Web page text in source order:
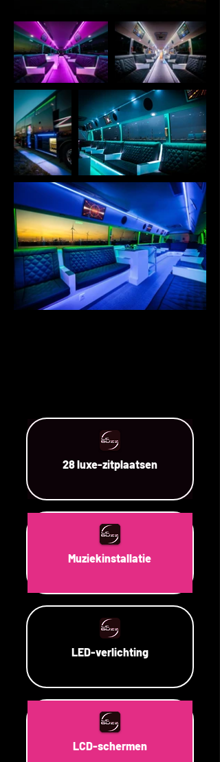
28 luxe-zitplaatsen
Muziekinstallatie
LED-verlichting
LCD-schermen